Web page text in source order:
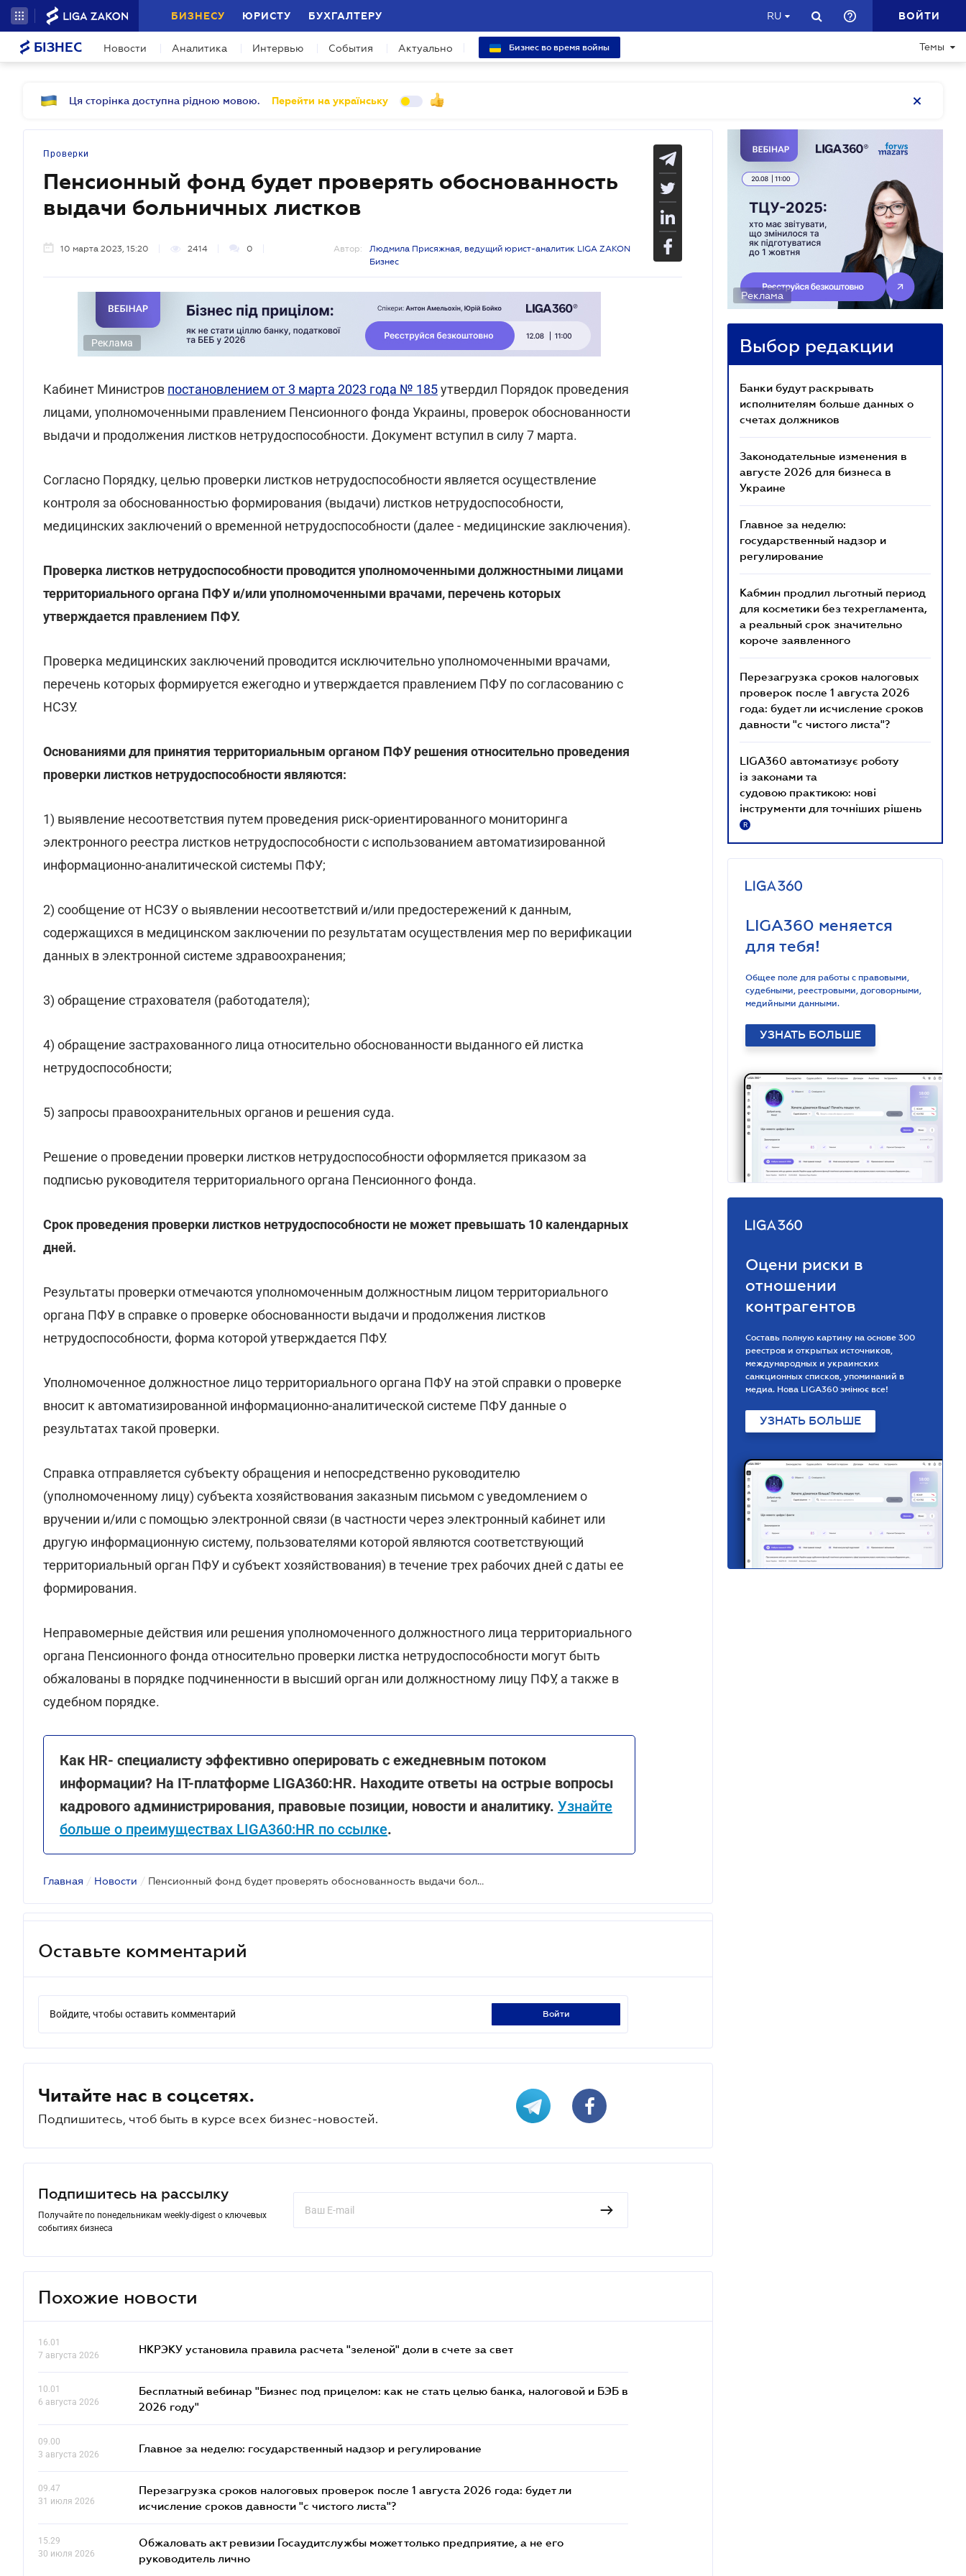
БИЗНЕСУ ЮРИСТУ БУХГАЛТЕРУ RU ВОЙТИ
БІЗНЕС Новости Аналитика Интервью События Актуально Бизнес во время войны Темы
Ця сторінка доступна рідною мовою. Перейти на українську
Проверки
Пенсионный фонд будет проверять обоснованность
выдачи больничных листков
10 марта 2023, 15:20 2414 0 Автор:
Людмила Присяжная, ведущий юрист-аналитик LIGA ZAKON
Бизнес
Реклама
Кабинет Министров постановлением от 3 марта 2023 года № 185утвердил Порядок проведения
лицами, уполномоченными правлением Пенсионного фонда Украины, проверок обоснованности
выдачи и продолжения листков нетрудоспособности. Документ вступил в силу 7 марта.
Согласно Порядку, целью проверки листков нетрудоспособности является осуществление
контроля за обоснованностью формирования (выдачи) листков нетрудоспособности,
медицинских заключений о временной нетрудоспособности (далее - медицинские заключения).
Проверка листков нетрудоспособности проводится уполномоченными должностными лицами
территориального органа ПФУ и/или уполномоченными врачами, перечень которых
утверждается правлением ПФУ.
Проверка медицинских заключений проводится исключительно уполномоченными врачами,
перечень которых формируется ежегодно и утверждается правлением ПФУ по согласованию с
НСЗУ.
Основаниями для принятия территориальным органом ПФУ решения относительно проведения
проверки листков нетрудоспособности являются:
1) выявление несоответствия путем проведения риск-ориентированного мониторинга
электронного реестра листков нетрудоспособности с использованием автоматизированной
информационно-аналитической системы ПФУ;
2) сообщение от НСЗУ о выявлении несоответствий и/или предостережений к данным,
содержащихся в медицинском заключении по результатам осуществления мер по верификации
данных в электронной системе здравоохранения;
3) обращение страхователя (работодателя);
4) обращение застрахованного лица относительно обоснованности выданного ей листка
нетрудоспособности;
5) запросы правоохранительных органов и решения суда.
Решение о проведении проверки листков нетрудоспособности оформляется приказом за
подписью руководителя территориального органа Пенсионного фонда.
Срок проведения проверки листков нетрудоспособности не может превышать 10 календарных
дней.
Результаты проверки отмечаются уполномоченным должностным лицом территориального
органа ПФУ в справке о проверке обоснованности выдачи и продолжения листков
нетрудоспособности, форма которой утверждается ПФУ.
Уполномоченное должностное лицо территориального органа ПФУ на этой справки о проверке
вносит к автоматизированной информационно-аналитической системе ПФУ данные о
результатах такой проверки.
Справка отправляется субъекту обращения и непосредственно руководителю
(уполномоченному лицу) субъекта хозяйствования заказным письмом с уведомлением о
вручении и/или с помощью электронной связи (в частности через электронный кабинет или
другую информационную систему, пользователями которой являются соответствующий
территориальный орган ПФУ и субъект хозяйствования) в течение трех рабочих дней с даты ее
формирования.
Неправомерные действия или решения уполномоченного должностного лица территориального
органа Пенсионного фонда относительно проверки листка нетрудоспособности могут быть
обжалованы в порядке подчиненности в высший орган или должностному лицу ПФУ, а также в
судебном порядке.
Как HR- специалисту эффективно оперировать с ежедневным потоком
информации? На ІТ-платформе LIGA360:HR. Находите ответы на острые вопросы
кадрового администрирования, правовые позиции, новости и аналитику. Узнайте
больше о преимуществах LIGA360:HR по ссылке.
Главная / Новости / Пенсионный фонд будет проверять обоснованность выдачи больничных листков
Оставьте комментарий
Войдите, чтобы оставить комментарий войти
Читайте нас в соцсетях.
Подпишитесь, чтоб быть в курсе всех бизнес-новостей.
Подпишитесь на рассылку
Получайте по понедельникам weekly-digest о ключевых
событиях бизнеса
Похожие новости
16.01
7 августа 2026
НКРЭКУ установила правила расчета "зеленой" доли в счете за свет
10.01
6 августа 2026
Бесплатный вебинар "Бизнес под прицелом: как не стать целью банка, налоговой и БЭБ в
2026 году"
09.00
3 августа 2026
Главное за неделю: государственный надзор и регулирование
09.47
31 июля 2026
Перезагрузка сроков налоговых проверок после 1 августа 2026 года: будет ли
исчисление сроков давности "с чистого листа"?
15.29
30 июля 2026
Обжаловать акт ревизии Госаудитслужбы может только предприятие, а не его
руководитель лично
Реклама
Выбор редакции
Банки будут раскрывать
исполнителям больше данных о
счетах должников
Законодательные изменения в
августе 2026 для бизнеса в
Украине
Главное за неделю:
государственный надзор и
регулирование
Кабмин продлил льготный период
для косметики без техрегламента,
а реальный срок значительно
короче заявленного
Перезагрузка сроков налоговых
проверок после 1 августа 2026
года: будет ли исчисление сроков
давности "с чистого листа"?
LIGA360 автоматизує роботу
із законами та
судовою практикою: нові
інструменти для точніших рішень
R
LIGA360 меняется
для тебя!
Общее поле для работы с правовыми,
судебными, реестровыми, договорными,
медийными данными.
УЗНАТЬ БОЛЬШЕ
Оцени риски в
отношении
контрагентов
Составь полную картину на основе 300
реестров и открытых источников,
международных и украинских
санкционных списков, упоминаний в
медиа. Нова LIGA360 змінює все!
УЗНАТЬ БОЛЬШЕ